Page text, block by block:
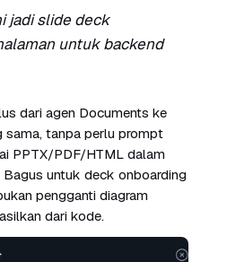
jadi slide deck
untuk backend
dari agen Documents ke
sama, tanpa perlu prompt
PPTX/PDF/HTML dalam
untuk deck onboarding
pengganti diagram
dari kode.